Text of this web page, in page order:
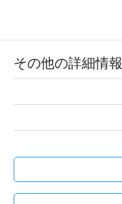
その他の詳細情報